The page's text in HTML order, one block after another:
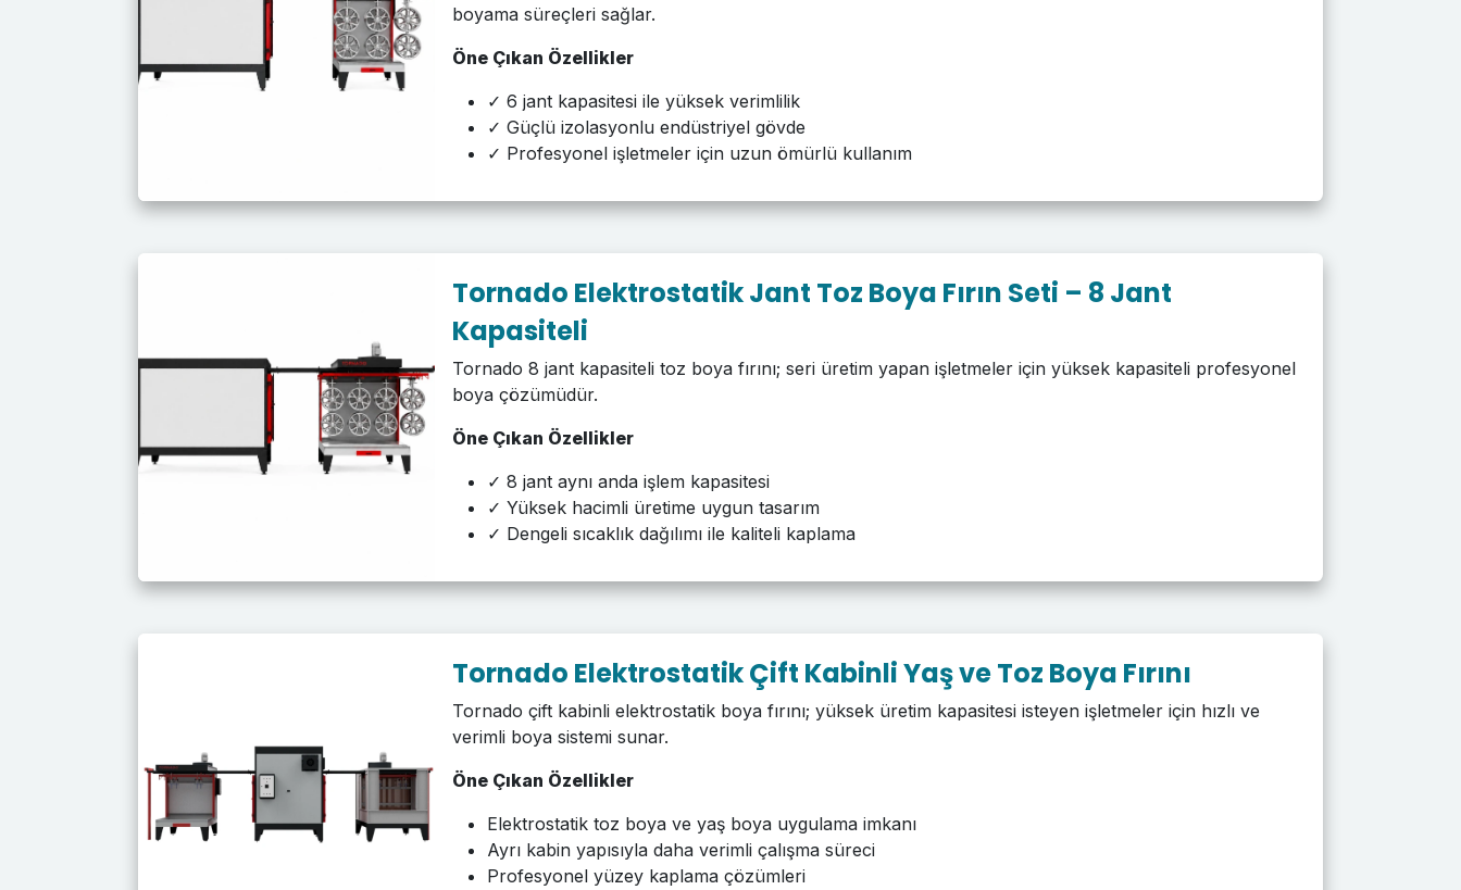
boyama süreçleri sağlar.
Öne Çıkan Özellikler
✓ 6 jant kapasitesi ile yüksek verimlilik
✓ Güçlü izolasyonlu endüstriyel gövde
✓ Profesyonel işletmeler için uzun ömürlü kullanım
Tornado Elektrostatik Jant Toz Boya Fırın Seti – 8 Jant
Kapasiteli
Tornado 8 jant kapasiteli toz boya fırını; seri üretim yapan işletmeler için yüksek kapasiteli profesyonel
boya çözümüdür.
Öne Çıkan Özellikler
✓ 8 jant aynı anda işlem kapasitesi
✓ Yüksek hacimli üretime uygun tasarım
✓ Dengeli sıcaklık dağılımı ile kaliteli kaplama
Tornado Elektrostatik Çift Kabinli Yaş ve Toz Boya Fırını
Tornado çift kabinli elektrostatik boya fırını; yüksek üretim kapasitesi isteyen işletmeler için hızlı ve
verimli boya sistemi sunar.
Öne Çıkan Özellikler
Elektrostatik toz boya ve yaş boya uygulama imkanı
Ayrı kabin yapısıyla daha verimli çalışma süreci
Profesyonel yüzey kaplama çözümleri